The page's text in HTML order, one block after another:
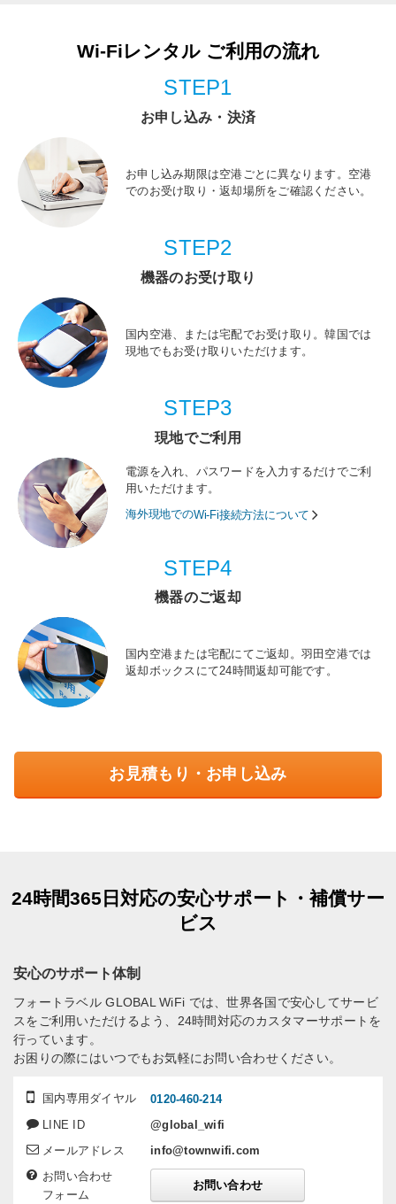
Wi-Fiレンタル ご利用の流れ
STEP1
お申し込み・決済
お申し込み期限は空港ごとに異なります。空港
でのお受け取り・返却場所をご確認ください。
STEP2
機器のお受け取り
国内空港、または宅配でお受け取り。韓国では
現地でもお受け取りいただけます。
STEP3
現地でご利用
電源を入れ、パスワードを入力するだけでご利
用いただけます。
海外現地でのWi-Fi接続方法について
STEP4
機器のご返却
国内空港または宅配にてご返却。羽田空港では
返却ボックスにて24時間返却可能です。
お見積もり・お申し込み
24時間365日対応の安心サポート・補償サー
ビス
安心のサポート体制
国内専用ダイヤル
0120-460-214
LINE ID
@global_wifi
メールアドレス
info@townwifi.com
お問い合わせ
フォーム
お問い合わせ
フォートラベル GLOBAL WiFi では、世界各国で安心してサービ
スをご利用いただけるよう、24時間対応のカスタマーサポートを
行っています。
お困りの際にはいつでもお気軽にお問い合わせください。